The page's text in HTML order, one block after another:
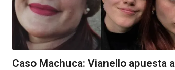
Caso Machuca: Vianello apuesta a